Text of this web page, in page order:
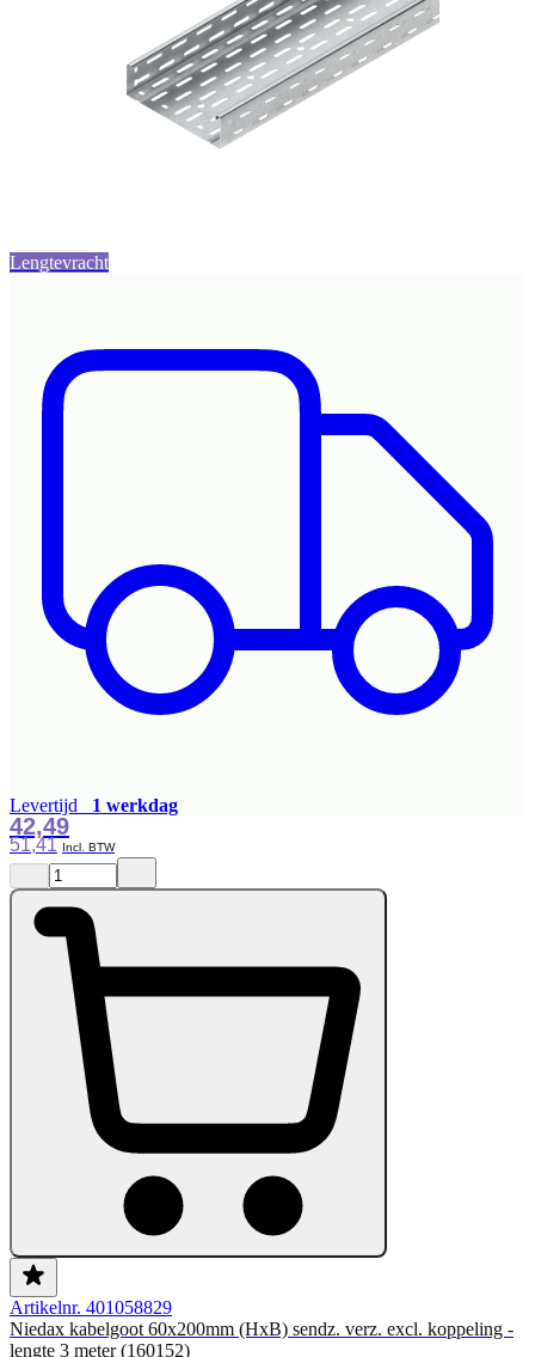
Lengtevracht
Levertijd 1 werkdag
51,41
42,49
Artikelnr. 401058829
Niedax kabelgoot 60x200mm (HxB) sendz. verz. excl. koppeling -
lengte 3 meter (160152)